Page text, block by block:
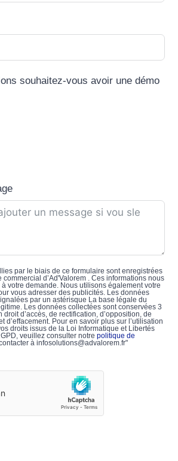
souhaitez-vous avoir une démo
par le biais de ce formulaire sont enregistrées
d’Ad'Valorem . Ces informations nous
votre demande. Nous utilisons également votre
vous adresser des publicités. Les données
par un astérisque La base légale du
Les données collectées sont conservées 3
droit d’accès, de rectification, d’opposition, de
d’effacement. Pour en savoir plus sur l’utilisation
droits issus de la Loi Informatique et Libertés
veuillez consulter notre politique de
à infosolutions@advalorem.fr"